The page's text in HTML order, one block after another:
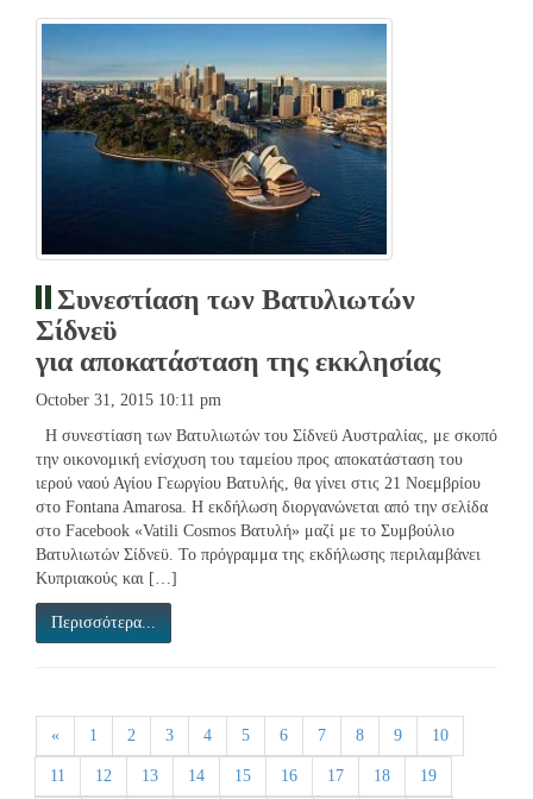
Συνεστίαση των Βατυλιωτών
Σίδνεϋ
για αποκατάσταση της εκκλησίας
October 31, 2015 10:11 pm
Η συνεστίαση των Βατυλιωτών του Σίδνεϋ Αυστραλίας, με σκοπό
την οικονομική ενίσχυση του ταμείου προς αποκατάσταση του
ιερού ναού Αγίου Γεωργίου Βατυλής, θα γίνει στις 21 Νοεμβρίου
στο Fontana Amarosa. Η εκδήλωση διοργανώνεται από την σελίδα
στο Facebook «Vatili Cosmos Βατυλή» μαζί με το Συμβούλιο
Βατυλιωτών Σίδνεϋ. Το πρόγραμμα της εκδήλωσης περιλαμβάνει
Κυπριακούς και […]
Περισσότερα...
« 1 2 3 4 5 6 7 8 9 10
11 12 13 14 15 16 17 18 19